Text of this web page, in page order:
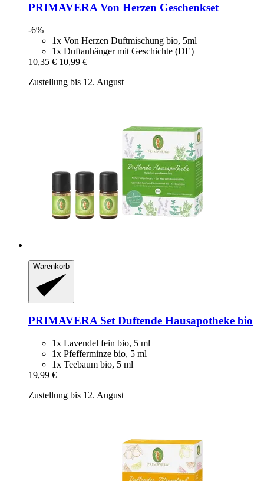
PRIMAVERA Von Herzen Geschenkset
-6%
1x Von Herzen Duftmischung bio, 5ml
1x Duftanhänger mit Geschichte (DE)
10,35 € 10,99 €
Zustellung bis 12. August
Warenkorb
PRIMAVERA Set Duftende Hausapotheke bio
1x Lavendel fein bio, 5 ml
1x Pfefferminze bio, 5 ml
1x Teebaum bio, 5 ml
19,99 €
Zustellung bis 12. August